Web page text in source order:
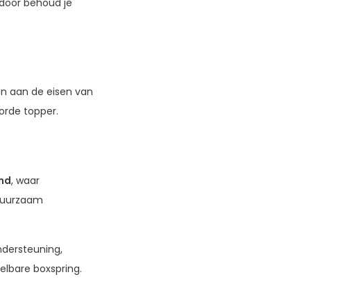
behoud je
aan de eisen van
topper.
, waar
boxspring.